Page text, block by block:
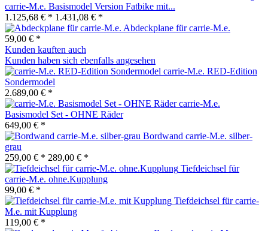
carrie-M.e. Basismodel Version Fatbike mit...
1.125,68 € * 1.431,08 € *
Abdeckplane für carrie-M.e.
59,00 € *
Kunden kauften auch
Kunden haben sich ebenfalls angesehen
carrie-M.e. RED-Edition
Sondermodel
2.689,00 € *
carrie-M.e.
Basismodel Set - OHNE Räder
649,00 € *
Bordwand carrie-M.e. silber-
grau
259,00 € * 289,00 € *
Tiefdeichsel für
carrie-M.e. ohne.Kupplung
99,00 € *
Tiefdeichsel für carrie-
M.e. mit Kupplung
119,00 € *